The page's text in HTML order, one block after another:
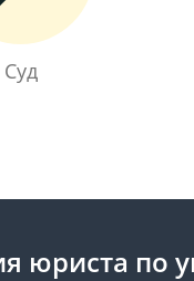
Суд
юриста по